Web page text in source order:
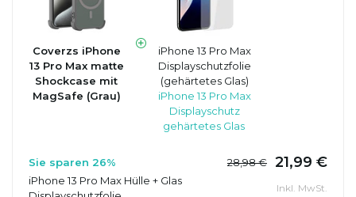
Coverzs iPhone
13 Pro Max matte
Shockcase mit
MagSafe (Grau)
iPhone 13 Pro Max
Displayschutzfolie
(gehärtetes Glas)
iPhone 13 Pro Max
Displayschutz
gehärtetes Glas
Sie sparen 26% 28,98 € 21,99 €
iPhone 13 Pro Max Hülle + Glas
Inkl. MwSt.